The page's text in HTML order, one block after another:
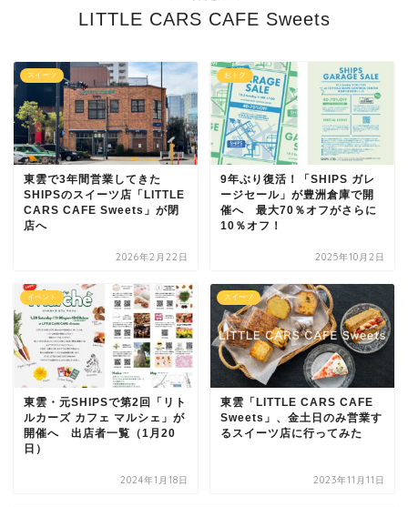
LITTLE CARS CAFE Sweets
スイーツ
東雲で3年間営業してきた
SHIPSのスイーツ店「LITTLE
CARS CAFE Sweets」が閉
店へ
2026年2月22日
おトク
9年ぶり復活！「SHIPS ガレ
ージセール」が豊洲倉庫で開
催へ 最大70％オフがさらに
10％オフ！
2025年10月2日
イベント
東雲・元SHIPSで第2回「リト
ルカーズ カフェ マルシェ」が
開催へ 出店者一覧（1月20
日）
2024年1月18日
スイーツ
東雲「LITTLE CARS CAFE
Sweets」、金土日のみ営業す
るスイーツ店に行ってみた
2023年11月11日